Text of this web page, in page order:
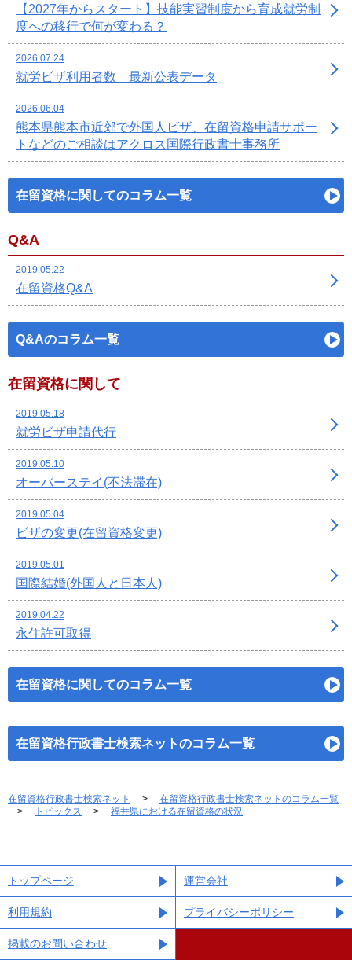
【2027年からスタート】技能実習制度から育成就労制
度への移行で何が変わる？
2026.07.24
就労ビザ利用者数 最新公表データ
2026.06.04
熊本県熊本市近郊で外国人ビザ、在留資格申請サポー
トなどのご相談はアクロス国際行政書士事務所
在留資格に関してのコラム一覧
Q&A
2019.05.22
在留資格Q&A
Q&Aのコラム一覧
在留資格に関して
2019.05.18
就労ビザ申請代行
2019.05.10
オーバーステイ(不法滞在)
2019.05.04
ビザの変更(在留資格変更)
2019.05.01
国際結婚(外国人と日本人)
2019.04.22
永住許可取得
在留資格に関してのコラム一覧
在留資格行政書士検索ネットのコラム一覧
在留資格行政書士検索ネット
在留資格行政書士検索ネットのコラム一覧
トピックス
福井県における在留資格の状況
トップページ 運営会社
利用規約 プライバシーポリシー
掲載のお問い合わせ